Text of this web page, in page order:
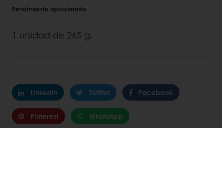
Rendimiento aproximado
1 unidad de 265 g.
Linkedin Twitter Facebook
Pinterest WhatsApp